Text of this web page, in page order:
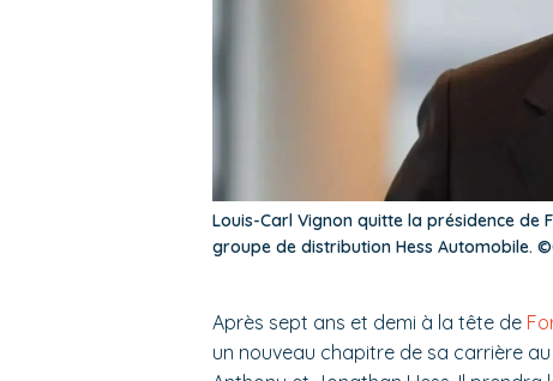
Louis-Carl Vignon quitte la présidence
groupe de distribution Hess Automobile.
Après sept ans et demi à la tête de
un nouveau chapitre de sa carrière